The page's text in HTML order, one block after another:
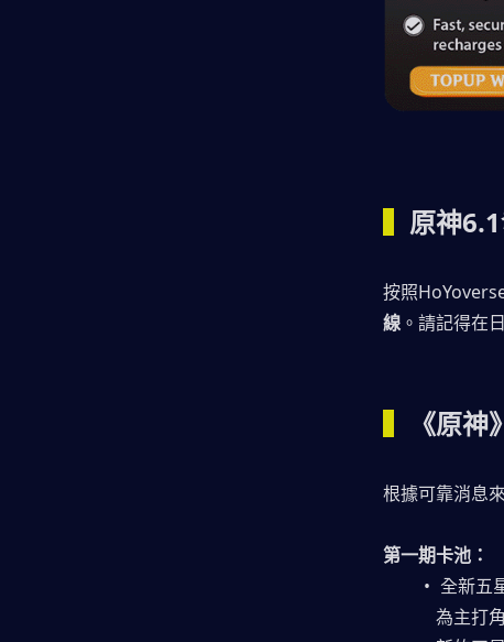
原神
按照
線 。請記得在
《原
根據可靠消息
第一期卡池：
全新五
為主打